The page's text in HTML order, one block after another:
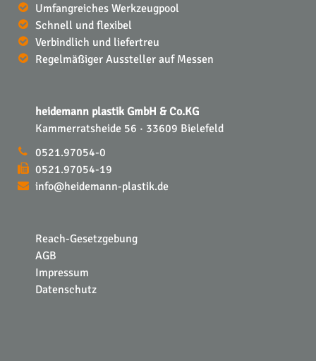
Umfangreiches Werkzeugpool
Schnell und flexibel
Verbindlich und liefertreu
Regelmäßiger Aussteller auf Messen
heidemann plastik GmbH & Co.KG
Kammerratsheide 56 · 33609 Bielefeld
0521.97054-0
0521.97054-19
info@heidemann-plastik.de
Reach-Gesetzgebung
AGB
Impressum
Datenschutz